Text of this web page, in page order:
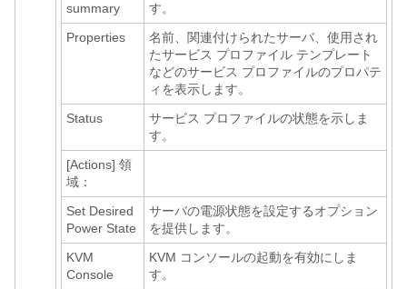
summary
す。
Properties
名前、関連付けられたサーバ、使用され
たサービス プロファイル テンプレート
などのサービス プロファイルのプロパテ
ィを表示します。
Status
サービス プロファイルの状態を示しま
す。
[Actions] 領
域：
Set Desired
Power State
サーバの電源状態を設定するオプション
を提供します。
KVM
Console
KVM コンソールの起動を有効にしま
す。